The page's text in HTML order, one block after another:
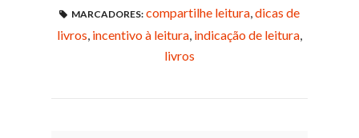
MARCADORES: compartilhe leitura,dicas de
livros, incentivo à leitura, indicação de leitura,
livros